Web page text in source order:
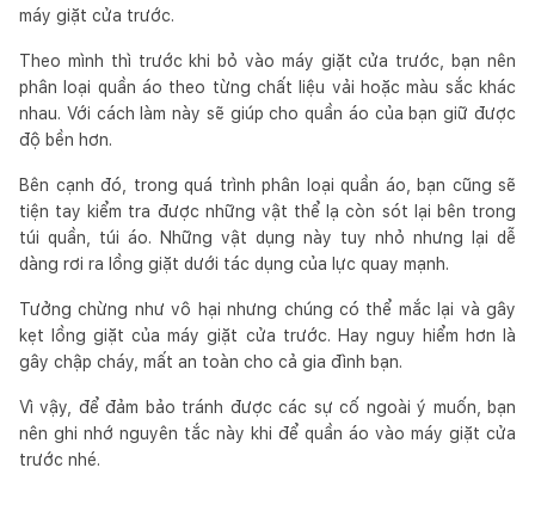
máy giặt cửa trước.
Theo mình thì trước khi bỏ vào máy giặt cửa trước, bạn nên
phân loại quần áo theo từng chất liệu vải hoặc màu sắc khác
nhau. Với cách làm này sẽ giúp cho quần áo của bạn giữ được
độ bền hơn.
Bên cạnh đó, trong quá trình phân loại quần áo, bạn cũng sẽ
tiện tay kiểm tra được những vật thể lạ còn sót lại bên trong
túi quần, túi áo. Những vật dụng này tuy nhỏ nhưng lại dễ
dàng rơi ra lồng giặt dưới tác dụng của lực quay mạnh.
Tưởng chừng như vô hại nhưng chúng có thể mắc lại và gây
kẹt lồng giặt của máy giặt cửa trước. Hay nguy hiểm hơn là
gây chập cháy, mất an toàn cho cả gia đình bạn.
Vì vậy, để đảm bảo tránh được các sự cố ngoài ý muốn, bạn
nên ghi nhớ nguyên tắc này khi để quần áo vào máy giặt cửa
trước nhé.